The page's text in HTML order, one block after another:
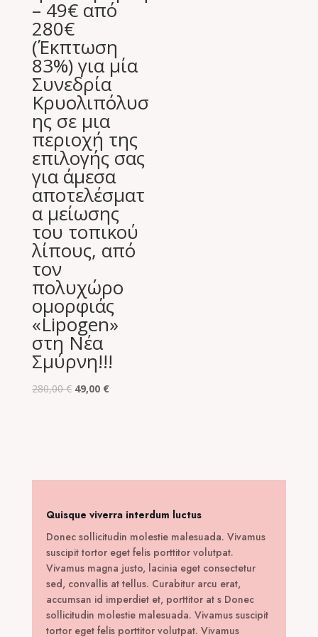
– 49€ από
280€
(Έκπτωση
83%) για μία
Συνεδρία
Κρυολιπόλυσ
ης σε μια
περιοχή της
επιλογής σας
για άμεσα
αποτελέσματ
α μείωσης
του τοπικού
λίπους, από
τον
πολυχώρο
ομορφιάς
«Lipogen»
στη Νέα
Σμύρνη!!!
280,00€ Original
49,00 €Η
Quisque viverra interdum luctus
Donec sollicitudin molestie malesuada. Vivamus
suscipit tortor eget felis porttitor volutpat.
Vivamus magna justo, lacinia eget consectetur
sed, convallis at tellus. Curabitur arcu erat,
accumsan id imperdiet et, porttitor at s Donec
sollicitudin molestie malesuada. Vivamus suscipit
tortor eget felis porttitor volutpat. Vivamus